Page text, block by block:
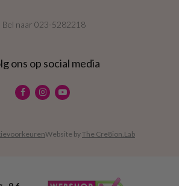
Bel naar 023-5282218
ons op social media
Website byThe Cre8ion.Lab